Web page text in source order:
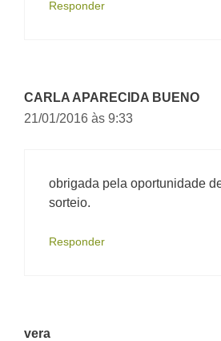
Responder
CARLA APARECIDA BUENO
21/01/2016 às 9:33
obrigada pela oportunidade
sorteio.
Responder
vera